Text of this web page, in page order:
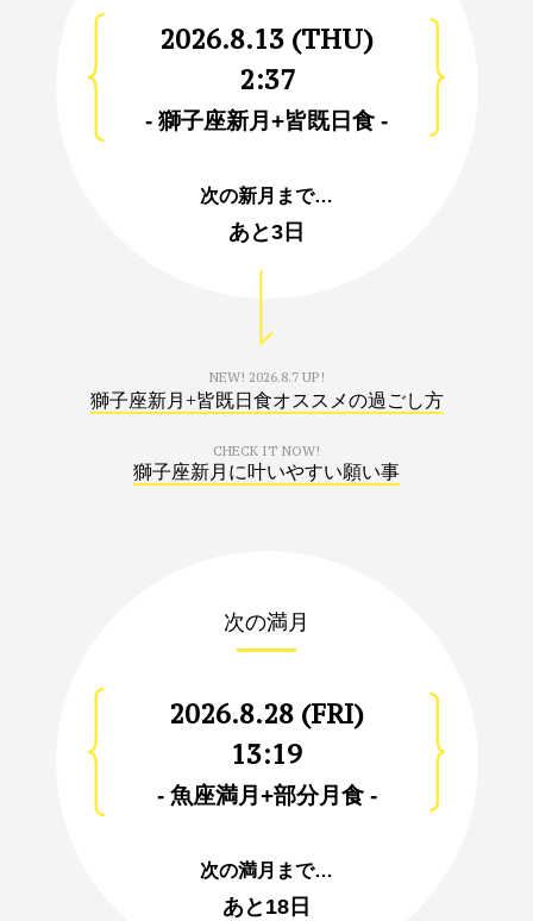
2026.8.13 (THU)
2:37
- 獅子座新月+皆既日食 -
次の新月まで…
あと3日
NEW! 2026.8.7 UP!
獅子座新月+皆既日食オススメの過ごし方
CHECK IT NOW!
獅子座新月に叶いやすい願い事
次の満月
2026.8.28 (FRI)
13:19
- 魚座満月+部分月食 -
次の満月まで…
あと 18日